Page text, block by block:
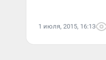
1 июля, 2015, 16:13